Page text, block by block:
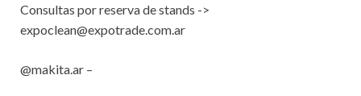
Consultas por reserva de stands ->
expoclean@expotrade.com.ar
@makita.ar –